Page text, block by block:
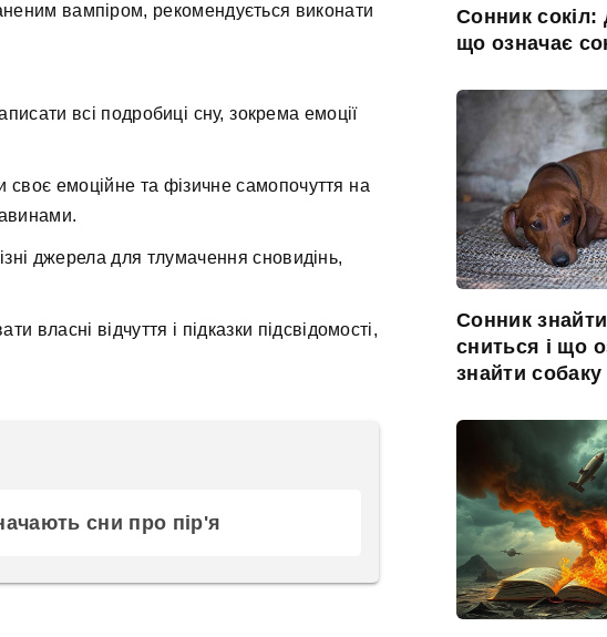
вампіром, рекомендується виконати
всі подробиці сну, зокрема емоції
емоційне та фізичне самопочуття на
джерела для тлумачення сновидінь,
власні відчуття і підказки підсвідомості,
сни про пір'я
Сонник сокіл:
що означає
Сонник
сниться і що
знайти собаку